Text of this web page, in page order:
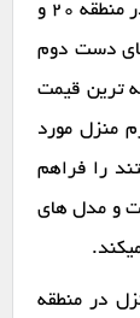
مزایای سمساری ها یا همان خریدار لوازم منزل در منطقه 20 و
دست دوم
منصفانه ترین قیمت
منزل مورد
را فراهم
و مدل های
در منطقه